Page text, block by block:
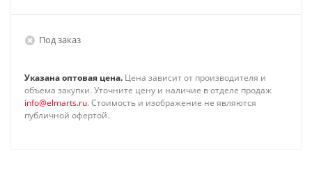
Под заказ
Указана оптовая цена. Цена зависит от производителя и
объема закупки. Уточните цену и наличие в отделе продаж
info@elmarts.ru. Стоимость и изображение не являются
публичной офертой.